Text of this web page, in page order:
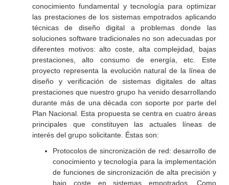
conocimiento fundamental y tecnología para optimizar
las prestaciones de los sistemas empotrados aplicando
técnicas de diseño digital a problemas donde las
soluciones software tradicionales no son adecuadas por
diferentes motivos: alto coste, alta complejidad, bajas
prestaciones, alto consumo de energía, etc. Este
proyecto representa la evolución natural de la línea de
diseño y verificación de sistemas digitales de altas
prestaciones que nuestro grupo ha venido desarrollando
durante más de una década con soporte por parte del
Plan Nacional. Esta propuesta se centra en cuatro áreas
principales que constituyen las actuales líneas de
interés del grupo solicitante. Éstas son:
Protocolos de sincronización de red: desarrollo de
conocimiento y tecnología para la implementación
de funciones de sincronización de alta precisión y
bajo coste en sistemas empotrados. Como